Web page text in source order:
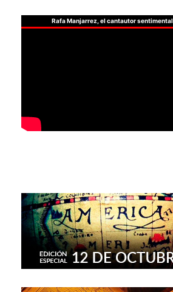
Rafa Manjarrez, el cantautor sentimental